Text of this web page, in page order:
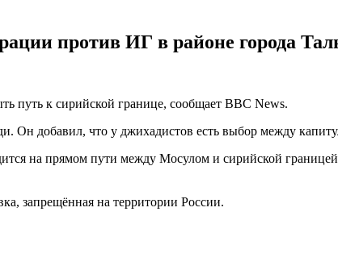
против ИГ в районе города
путь к сирийской границе, сообщает BBC News.
Он добавил, что у джихадистов есть выбор между
на прямом пути между Мосулом и сирийской
запрещённая на территории России.